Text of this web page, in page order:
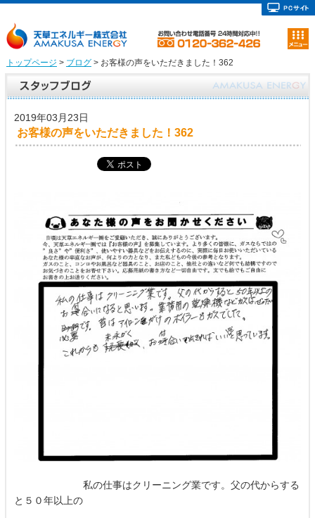
トップページ > ブログ> お客様の声をいただきました！362
2019年03月23日
お客様の声をいただきました！362
私の仕事はクリーニング業です。父の代からする
と５０年以上の